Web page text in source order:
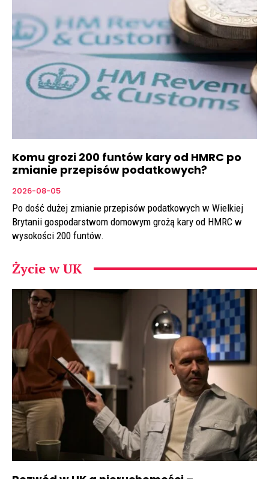
Komu grozi 200 funtów kary od HMRC po
zmianie przepisów podatkowych?
2026-08-05
Po dość dużej zmianie przepisów podatkowych w Wielkiej
Brytanii gospodarstwom domowym grożą kary od HMRC w
wysokości 200 funtów.
Życie w UK